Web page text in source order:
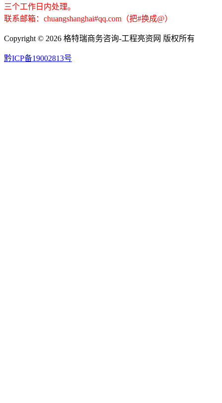
三个工作日内处理。
联系邮箱：chuangshanghai#qq.com（把#换成@）
Copyright © 2026 格特瑞商务咨询-工程亮资网 版权所有
黔ICP备19002813号